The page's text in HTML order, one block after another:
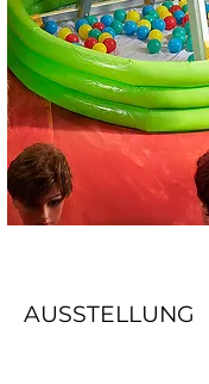
AUSSTELLUNG